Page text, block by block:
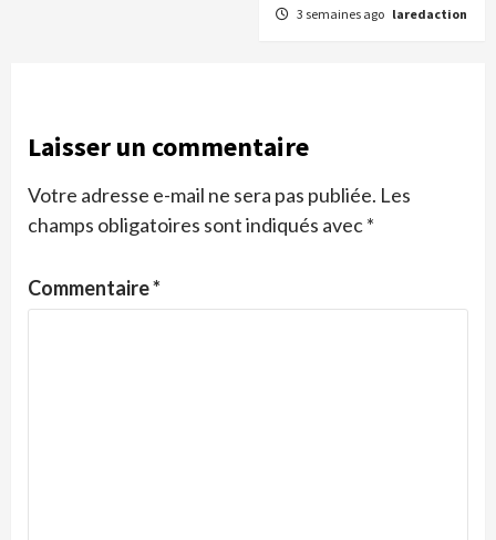
3 semaines ago laredaction
Laisser un commentaire
Votre adresse e-mail ne sera pas publiée. Les
champs obligatoires sont indiqués avec*
Commentaire*